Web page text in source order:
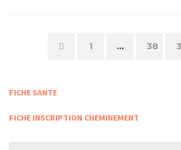
Page
1 … Page
38
FICHE SANTE
FICHE INSCRIPTION CHEMINEMENT